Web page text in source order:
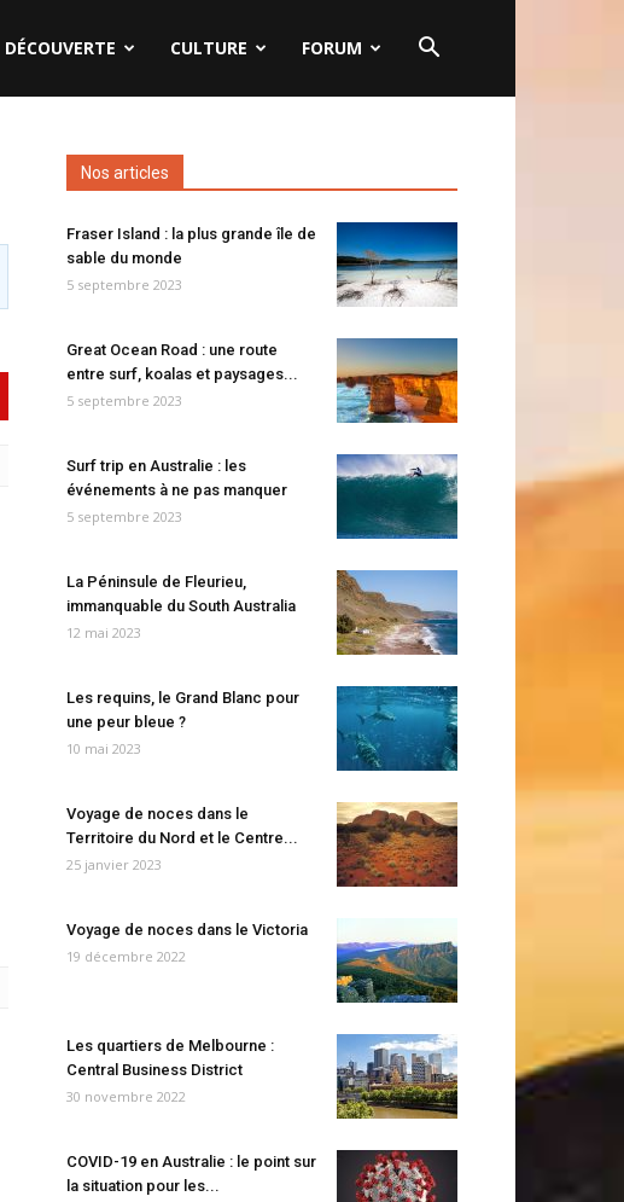
DÉCOUVERTE CULTURE FORUM
Nos articles
Fraser Island : la plus grande île de
sable du monde
5 septembre 2023
Great Ocean Road : une route
entre surf, koalas et paysages...
5 septembre 2023
Surf trip en Australie : les
événements à ne pas manquer
5 septembre 2023
La Péninsule de Fleurieu,
immanquable du South Australia
12 mai 2023
Les requins, le Grand Blanc pour
une peur bleue ?
10 mai 2023
Voyage de noces dans le
Territoire du Nord et le Centre...
25 janvier 2023
Voyage de noces dans le Victoria
19 décembre 2022
Les quartiers de Melbourne :
Central Business District
30 novembre 2022
COVID-19 en Australie : le point sur
la situation pour les...